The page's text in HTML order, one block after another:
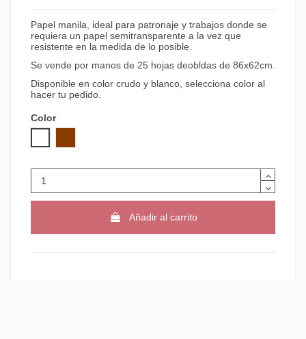
Papel manila, ideal para patronaje y trabajos donde se
requiera un papel semitransparente a la vez que
resistente en la medida de lo posible.
Se vende por manos de 25 hojas deobldas de 86x62cm.
Disponible en color crudo y blanco, selecciona color al
hacer tu pedido.
Color
Añadir al carrito